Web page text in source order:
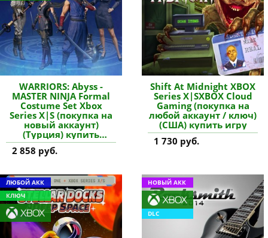
WARRIORS: Abyss -
MASTER NINJA Formal
Costume Set Xbox
Series X|S (покупка на
новый аккаунт)
(Турция) купить
дополнение
2 858 руб.
Shift At Midnight XBOX
Series X|SXBOX Cloud
Gaming (покупка на
любой аккаунт / ключ)
(США) купить игру
1 730 руб.
ЛЮБОЙ АКК
КЛЮЧ
НОВЫЙ АКК
DLC